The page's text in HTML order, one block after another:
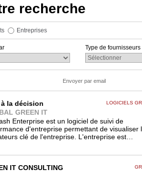
recherche
Entreprises
Type de fournisseurs
Envoyer par email
LOGICIELS
la décision
GREEN IT
Enterprise est un logiciel de suivi de
d'entreprise permettant de visualiser
clé de l'entreprise. L'entreprise est…
IT CONSULTING